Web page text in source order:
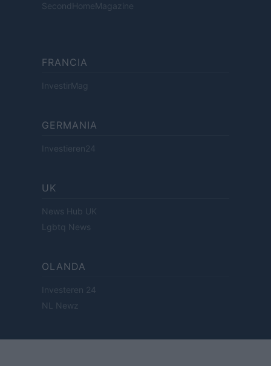
SecondHomeMagazine
FRANCIA
InvestirMag
GERMANIA
Investieren24
UK
News Hub UK
Lgbtq News
OLANDA
Investeren 24
NL Newz